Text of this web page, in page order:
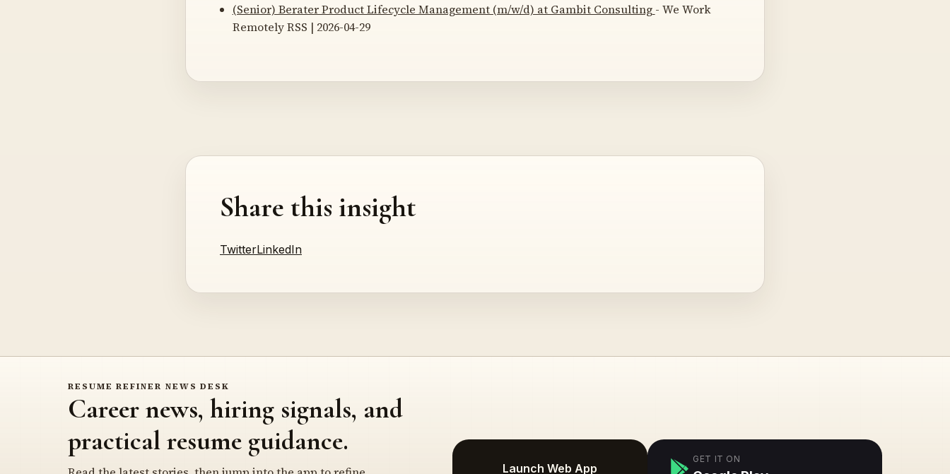
(Senior) Berater Product Lifecycle Management (m/w/d) at Gambit Consulting - We Work
Remotely RSS | 2026-04-29
Share this insight
TwitterLinkedIn
RESUME REFINER NEWS DESK
Career news, hiring signals, and
practical resume guidance.
Launch Web App
GET IT ON